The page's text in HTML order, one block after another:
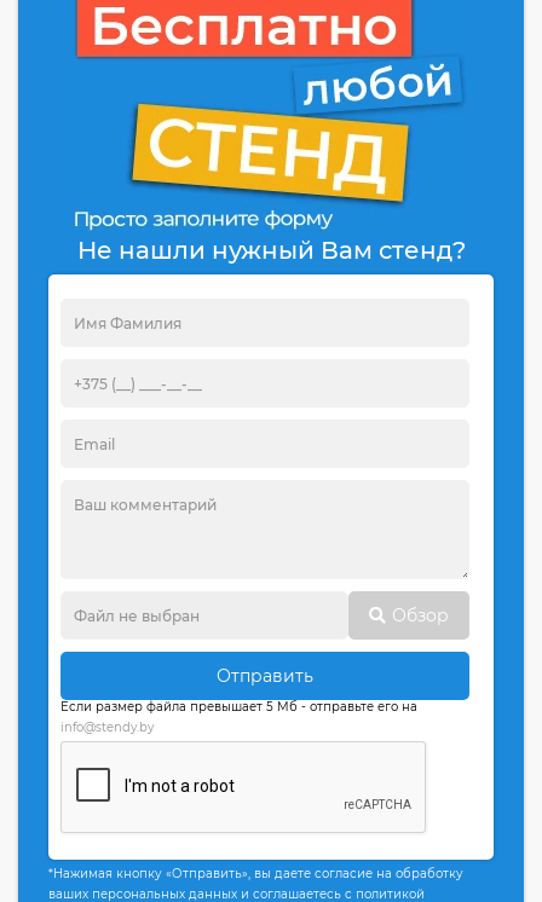
Не нашли нужный Вам стенд?
Обзор
Отправить
Если размер файла превышает 5 Мб - отправьте его на
info@stendy.by
*Нажимая кнопку «Отправить», вы даете согласие на обработку
ваших персональных данных и соглашаетесь с политикой